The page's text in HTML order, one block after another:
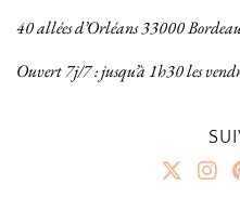
40 allées d’Orléans 33000
Ouvert 7j/7 : jusqu’à 1h30 les